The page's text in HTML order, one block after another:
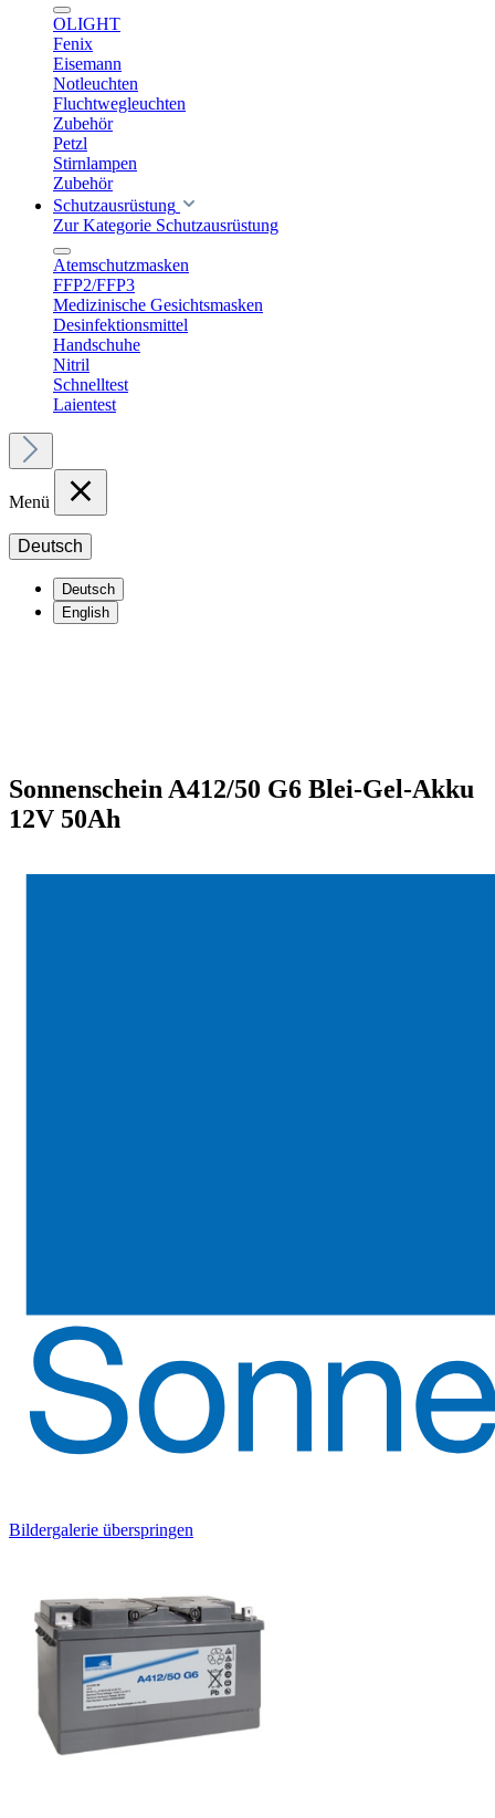
OLIGHT
Fenix
Eisemann
Notleuchten
Fluchtwegleuchten
Zubehör
Petzl
Stirnlampen
Zubehör
Schutzausrüstung
Zur Kategorie Schutzausrüstung
Atemschutzmasken
FFP2/FFP3
Medizinische Gesichtsmasken
Desinfektionsmittel
Handschuhe
Nitril
Schnelltest
Laientest
Menü
Deutsch
Deutsch
English
Sonnenschein A412/50 G6 Blei-Gel-Akku
12V 50Ah
Bildergalerie überspringen